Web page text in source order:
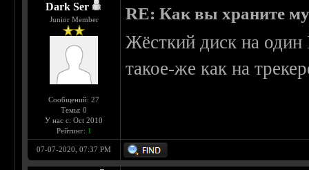
Dark Ser
Junior Member
Сообщений: 27
Темы: 0
У нас с: Oct 2010
Рейтинг: 1
RE: Как вы храните
Жёсткий диск на один
такое-же как на
07-07-2020, 07:37 PM